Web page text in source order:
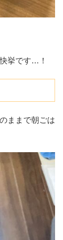
挙です…！
ままで朝ごは